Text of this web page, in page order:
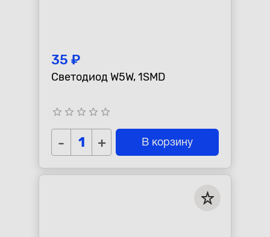
35 ₽
Светодиод W5W, 1SMD
star_border star_border star_border star_border star_border
- + В корзину